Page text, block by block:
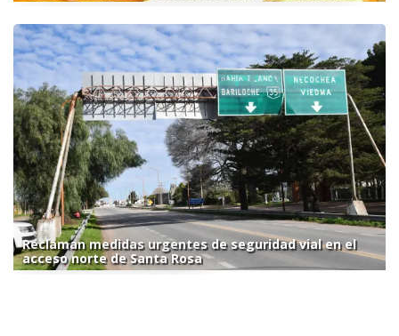
Reclaman medidas urgentes de seguridad vial en el
acceso norte de Santa Rosa